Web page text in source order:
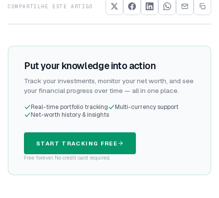
COMPARTILHE ESTE ARTIGO
Put your knowledge into action
Track your investments, monitor your net worth, and see
your financial progress over time — all in one place.
Real-time portfolio tracking
Multi-currency support
Net-worth history & insights
START TRACKING FREE
Free forever. No credit card required.